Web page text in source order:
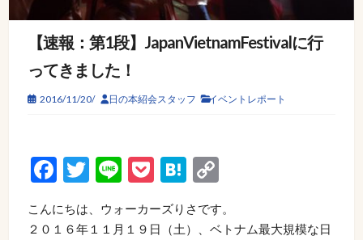
【速報：第1段】JapanVietnamFestivalに行
ってきました！
2016/11/20/ 日の本紹会スタッフ イベントレポート
Facebook
Twitter
LinePocketHatena
Copy
こんにちは、ウォーカーズりさです。
２０１６年１１月１９日（土）、ベトナム最大規模な日